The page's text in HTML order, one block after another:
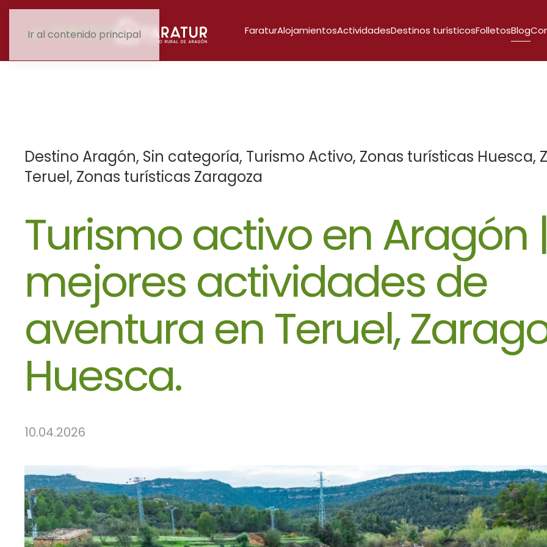
Ir al contenido principal FaraturAlojamientosActividadesDestinos turísticosFolletosBlog
Destino Aragón, Sin categoría, Turismo Activo, Zonas turísticas Huesca,
Teruel, Zonas turísticas Zaragoza
Turismo activo en Aragón
mejores actividades de
aventura en Teruel,
Huesca.
10.04.2026